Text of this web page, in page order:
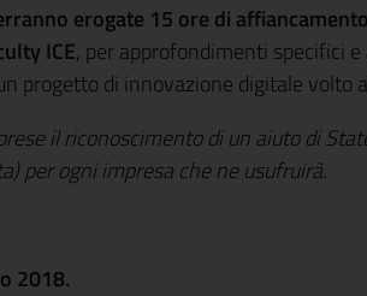
erogate 15 ore di affiancamento
ICE, per approfondimenti specifici
progetto di innovazione digitale volto
il riconoscimento di un aiuto di
per ogni impresa che ne usufruirà.
2018.